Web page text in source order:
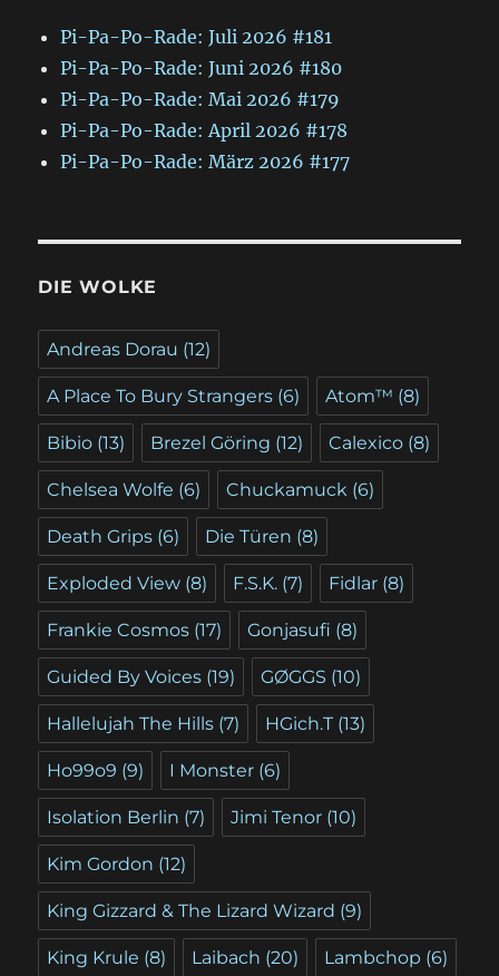
Pi-Pa-Po-Rade: Juli 2026 #181
Pi-Pa-Po-Rade: Juni 2026 #180
Pi-Pa-Po-Rade: Mai 2026 #179
Pi-Pa-Po-Rade: April 2026 #178
Pi-Pa-Po-Rade: März 2026 #177
DIE WOLKE
Andreas Dorau (12)
A Place To Bury Strangers (6) Atom™ (8)
Bibio (13) Brezel Göring (12) Calexico (8)
Chelsea Wolfe (6) Chuckamuck (6)
Death Grips (6) Die Türen (8)
Exploded View (8) F.S.K. (7) Fidlar (8)
Frankie Cosmos (17) Gonjasufi (8)
Guided By Voices (19) GØGGS (10)
Hallelujah The Hills (7) HGich.T (13)
Ho99o9 (9) I Monster (6)
Isolation Berlin (7) Jimi Tenor (10)
Kim Gordon (12)
King Gizzard & The Lizard Wizard (9)
King Krule (8) Laibach (20) Lambchop (6)